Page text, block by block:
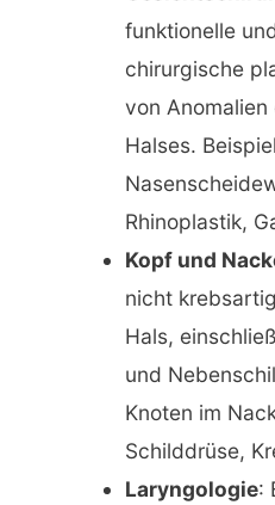
funktionelle
chirurgische
von
Halses.
Rhinoplastik,
Kopf und
nicht
Hals,
und
Knoten im
Schilddrüse,
Laryngologie: